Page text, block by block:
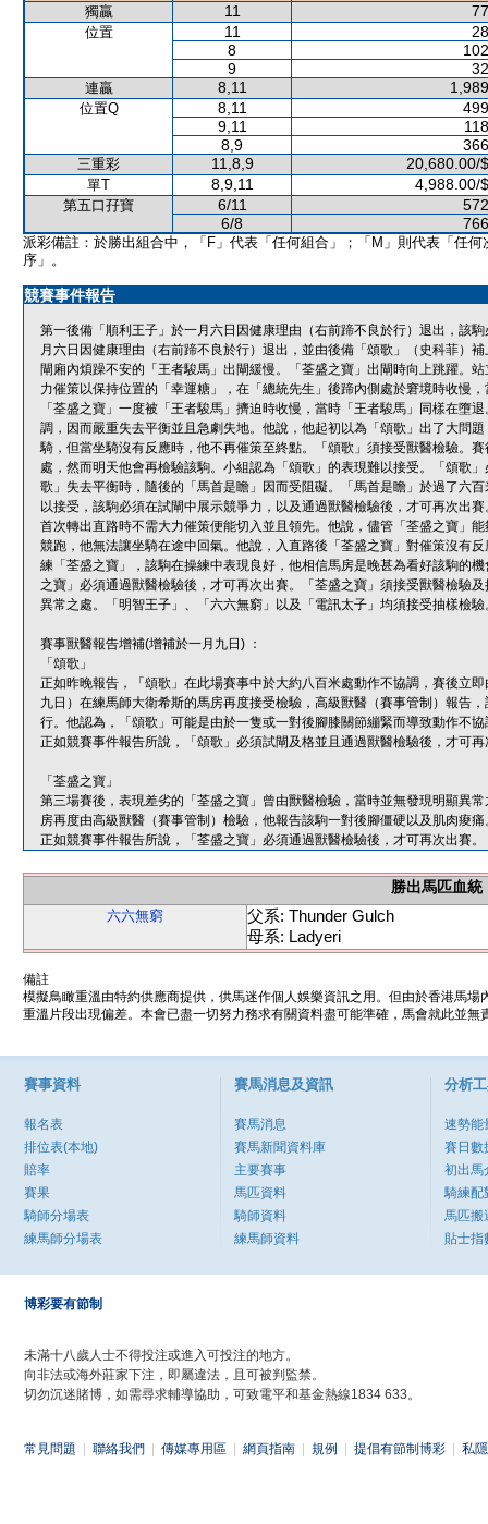
獨贏
11
位置 11
8
9
連贏 8,11
位置Q 8,11
9,11
8,9
三重彩 11,8,9 20,680.00/
單T 8,9,11 4,988.00/
第五口孖寶 6/11
6/8
派彩備註：於勝出組合中，「F」代表「任何組合」；「M」則代表「任何
序」。
競賽事件報告
第一後備「順利王子」於一月六日因健康理由（右前蹄不良於行）退出，該
月六日因健康理由（右前蹄不良於行）退出，並由後備「頌歌」（史科菲）
閘廂內煩躁不安的「王者駿馬」出閘緩慢。「荃盛之寶」出閘時向上跳躍。
力催策以保持位置的「幸運糖」，在「總統先生」後蹄內側處於窘境時收慢
「荃盛之寶」一度被「王者駿馬」擠迫時收慢，當時「王者駿馬」同樣在墮
調，因而嚴重失去平衡並且急劇失地。他說，他起初以為「頌歌」出了大問
騎，但當坐騎沒有反應時，他不再催策至終點。「頌歌」須接受獸醫檢驗。
處，然而明天他會再檢驗該駒。小組認為「頌歌」的表現難以接受。「頌歌
歌」失去平衡時，隨後的「馬首是瞻」因而受阻礙。「馬首是瞻」於過了六
以接受，該駒必須在試閘中展示競爭力，以及通過獸醫檢驗後，才可再次出
首次轉出直路時不需大力催策便能切入並且領先。他說，儘管「荃盛之寶」
競跑，他無法讓坐騎在途中回氣。他說，入直路後「荃盛之寶」對催策沒有
練「荃盛之寶」，該駒在操練中表現良好，他相信馬房是晚甚為看好該駒的
之寶」必須通過獸醫檢驗後，才可再次出賽。「荃盛之寶」須接受獸醫檢驗
異常之處。「明智王子」、「六六無窮」以及「電訊太子」均須接受抽樣檢驗
賽事獸醫報告增補(增補於一月九日) ：
「頌歌」
正如昨晚報告，「頌歌」在此場賽事中於大約八百米處動作不協調，賽後立
九日）在練馬師大衛希斯的馬房再度接受檢驗，高級獸醫（賽事管制）報告
行。他認為，「頌歌」可能是由於一隻或一對後腳膝關節繃緊而導致動作不協
正如競賽事件報告所說，「頌歌」必須試閘及格並且通過獸醫檢驗後，才可再
「荃盛之寶」
第三場賽後，表現差劣的「荃盛之寶」曾由獸醫檢驗，當時並無發現明顯異
房再度由高級獸醫（賽事管制）檢驗，他報告該駒一對後腳僵硬以及肌肉痠痛
正如競賽事件報告所說，「荃盛之寶」必須通過獸醫檢驗後，才可再次出賽。
勝出馬匹血統
六六無窮
父系: Thunder Gulch
母系: Ladyeri
備註
模擬鳥瞰重溫由特約供應商提供，供馬迷作個人娛樂資訊之用。但由於香港馬
重溫片段出現偏差。本會已盡一切努力務求有關資料盡可能準確，馬會就此並
賽事資料
報名表
排位表(本地)
賠率
賽果
騎師分場表
練馬師分場表
賽馬消息及資訊
賽馬消息
賽馬新聞資料庫
主要賽事
馬匹資料
騎師資料
練馬師資料
分析
速勢能
賽日數
初出馬
騎練配
馬匹搬
貼士指
博彩要有節制
未滿十八歲人士不得投注或進入可投注的地方。
向非法或海外莊家下注，即屬違法，且可被判監禁。
切勿沉迷賭博，如需尋求輔導協助，可致電平和基金熱線1834 633。
常見問題 聯絡我們 傳媒專用區 網頁指南 規例 提倡有節制博彩 私